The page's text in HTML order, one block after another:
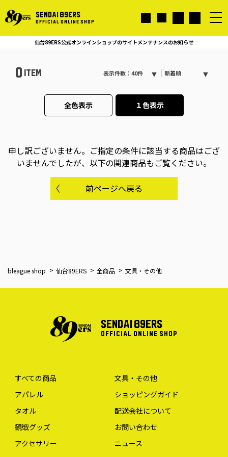
SENDAI 89ERS
OFFICIAL ONLINE SHOP
仙台89ERS公式オンラインショップのサイトメンテナンスのお知らせ
0 ITEM 表示件数：40件 新着順
全色表示 １色表示
申し訳ございません。 ご指定の条件に該当する商品はござ
いませんでしたが、以下の関連商品もご覧ください。
前ページへ戻る
bleague shop 仙台89ERS 全商品 文具・その他
SENDAI 89ERS
OFFICIAL ONLINE SHOP
すべての商品
アパレル
タオル
観戦グッズ
アクセサリー
文具・その他
ショッピングガイド
配送会社について
お問い合わせ
ニュース